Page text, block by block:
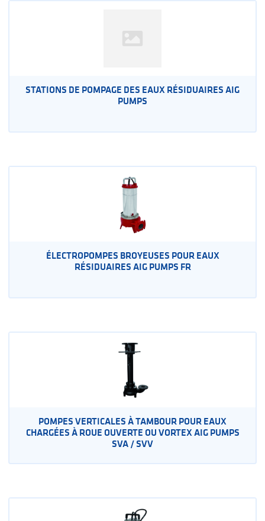
STATIONS DE POMPAGE DES EAUX RÉSIDUAIRES AIG
PUMPS
ÉLECTROPOMPES BROYEUSES POUR EAUX
RÉSIDUAIRES AIG PUMPS FR
POMPES VERTICALES À TAMBOUR POUR EAUX
CHARGÉES À ROUE OUVERTE OU VORTEX AIG PUMPS
SVA / SVV